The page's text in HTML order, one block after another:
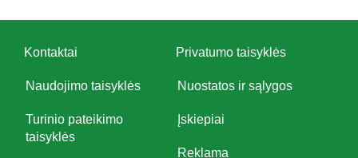
Kontaktai Privatumo taisyklės
Naudojimo taisyklės Nuostatos ir sąlygos
Turinio pateikimo
taisyklės
Įskiepiai
Reklama